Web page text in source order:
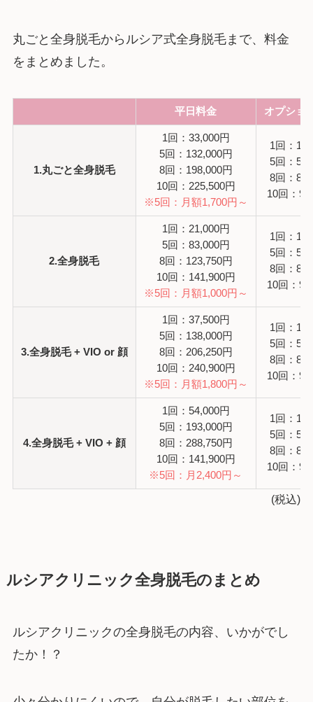
丸ごと全身脱毛からルシア式全身脱毛まで、料金
をまとめました。
平日料金 オプショ
1.丸ごと全身脱毛
1回：33,000円
5回：132,000円
8回：198,000円
10回：225,500円
※5回：月額1,700円～
1回：
5回：
8回：
10回：
2.全身脱毛
1回：21,000円
5回：83,000円
8回：123,750円
10回：141,900円
※5回：月額1,000円～
1回：
5回：
8回：
10回：
3.全身脱毛 + VIO or 顔
1回：37,500円
5回：138,000円
8回：206,250円
10回：240,900円
※5回：月額1,800円～
1回：
5回：
8回：
10回：
4.全身脱毛 + VIO + 顔
1回：54,000円
5回：193,000円
8回：288,750円
10回：141,900円
※5回：月2,400円～
1回：
5回：
8回：
10回：
(税込)
ルシアクリニック全身脱毛のまとめ
ルシアクリニックの全身脱毛の内容、いかがでし
たか！？